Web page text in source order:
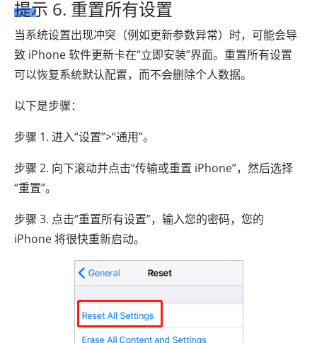
提示 6. 重置所有设置
当系统设置出现冲突（例如更新参数异常）时，可能会导
致 iPhone 软件更新卡在“立即安装”界面。重置所有设置
可以恢复系统默认配置，而不会删除个人数据。
以下是步骤：
步骤 1. 进入“设置”>“通用”。
步骤 2. 向下滚动并点击“传输或重置 iPhone”，然后选择
“重置”。
步骤 3. 点击“重置所有设置”，输入您的密码，您的
iPhone 将很快重新启动。